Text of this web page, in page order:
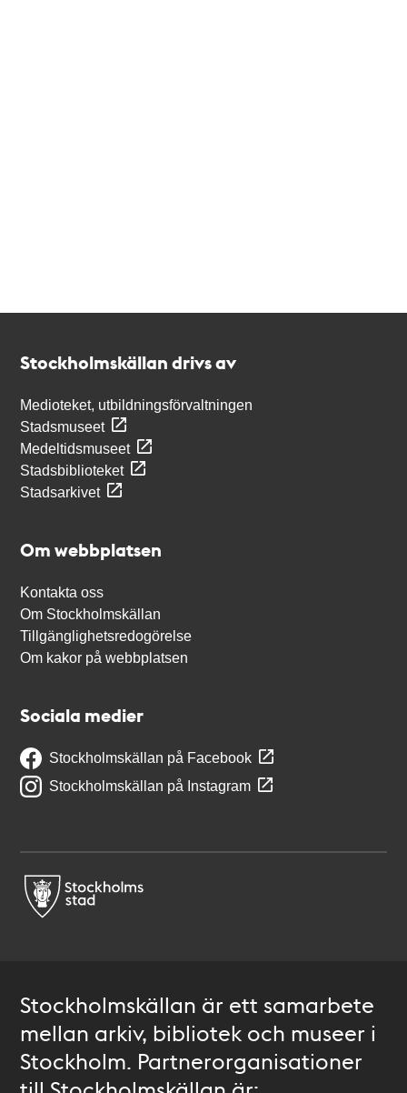
Stockholmskällan drivs av
Medioteket, utbildningsförvaltningen
Stadsmuseet
Medeltidsmuseet
Stadsbiblioteket
Stadsarkivet
Om webbplatsen
Kontakta oss
Om Stockholmskällan
Tillgänglighetsredogörelse
Om kakor på webbplatsen
Sociala medier
Stockholmskällan på Facebook
Stockholmskällan på Instagram
Stockholmskällan är ett samarbete
mellan arkiv, bibliotek och museer i
Stockholm. Partnerorganisationer